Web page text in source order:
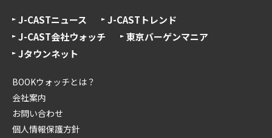
J-CASTニュース
J-CASTトレンド
J-CAST会社ウォッチ
東京バーゲンマニア
Jタウンネット
BOOKウォッチとは？
会社案内
お問い合わせ
個人情報保護方針